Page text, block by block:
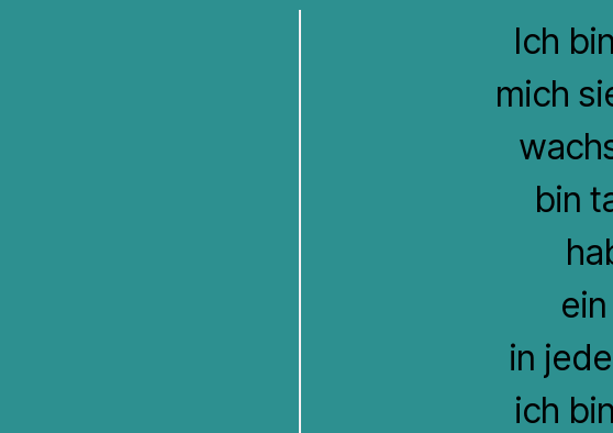
Ich
mich
bin
in
ich